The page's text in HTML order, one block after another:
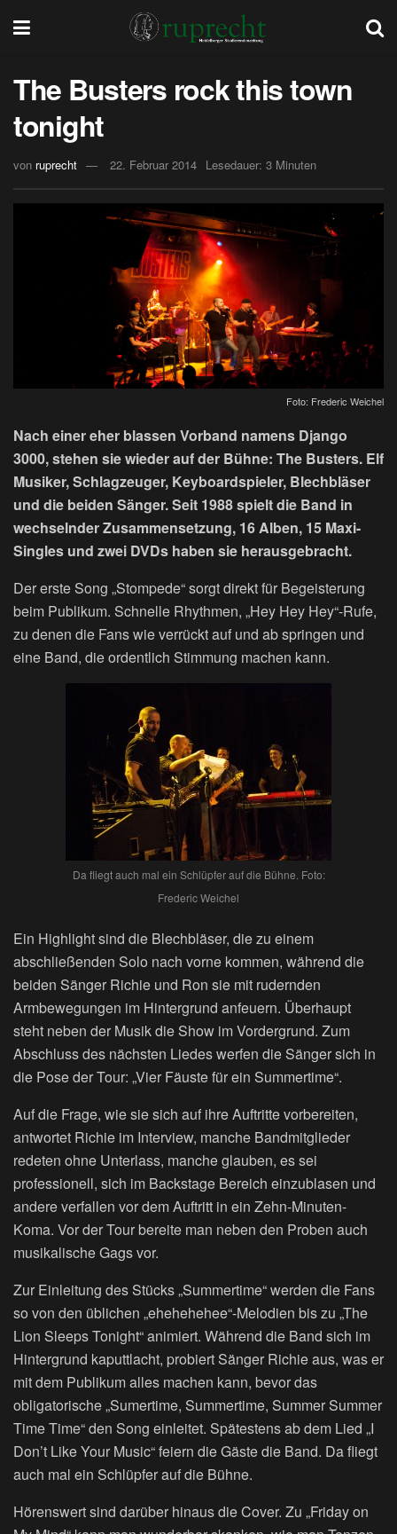
The Busters rock this town
tonight
von ruprecht 22. Februar 2014 Lesedauer: 3 Minuten
Foto: Frederic Weichel
Nach einer eher blassen Vorband namens Django
3000, stehen sie wieder auf der Bühne: The Busters. Elf
Musiker, Schlagzeuger, Keyboardspieler, Blechbläser
und die beiden Sänger. Seit 1988 spielt die Band in
wechselnder Zusammensetzung, 16 Alben, 15 Maxi-
Singles und zwei DVDs haben sie herausgebracht.
Der erste Song „Stompede“ sorgt direkt für Begeisterung
beim Publikum. Schnelle Rhythmen, „Hey Hey Hey“-Rufe,
zu denen die Fans wie verrückt auf und ab springen und
eine Band, die ordentlich Stimmung machen kann.
Da fliegt auch mal ein Schlüpfer auf die Bühne. Foto:
Frederic Weichel
Ein Highlight sind die Blechbläser, die zu einem
abschließenden Solo nach vorne kommen, während die
beiden Sänger Richie und Ron sie mit rudernden
Armbewegungen im Hintergrund anfeuern. Überhaupt
steht neben der Musik die Show im Vordergrund. Zum
Abschluss des nächsten Liedes werfen die Sänger sich in
die Pose der Tour: „Vier Fäuste für ein Summertime“.
Auf die Frage, wie sie sich auf ihre Auftritte vorbereiten,
antwortet Richie im Interview, manche Bandmitglieder
redeten ohne Unterlass, manche glauben, es sei
professionell, sich im Backstage Bereich einzublasen und
andere verfallen vor dem Auftritt in ein Zehn-Minuten-
Koma. Vor der Tour bereite man neben den Proben auch
musikalische Gags vor.
Zur Einleitung des Stücks „Summertime“ werden die Fans
so von den üblichen „ehehehehee“-Melodien bis zu „The
Lion Sleeps Tonight“ animiert. Während die Band sich im
Hintergrund kaputtlacht, probiert Sänger Richie aus, was er
mit dem Publikum alles machen kann, bevor das
obligatorische „Sumertime, Summertime, Summer Summer
Time Time“ den Song einleitet. Spätestens ab dem Lied „I
Don’t Like Your Music“ feiern die Gäste die Band. Da fliegt
auch mal ein Schlüpfer auf die Bühne.
Hörenswert sind darüber hinaus die Cover. Zu „Friday on